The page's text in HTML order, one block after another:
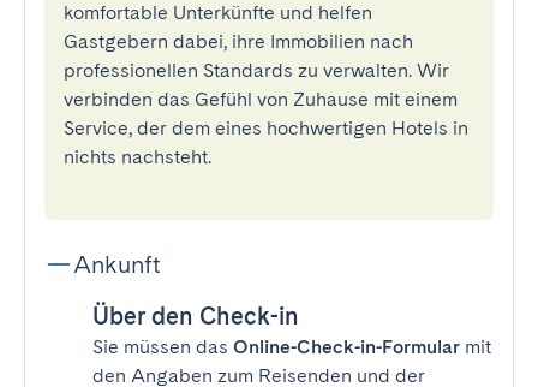
komfortable Unterkünfte und helfen
Gastgebern dabei, ihre Immobilien nach
professionellen Standards zu verwalten. Wir
verbinden das Gefühl von Zuhause mit einem
Service, der dem eines hochwertigen Hotels in
nichts nachsteht.
Ankunft
Über den Check-in
Sie müssen das Online-Check-in-Formular mit
den Angaben zum Reisenden und der